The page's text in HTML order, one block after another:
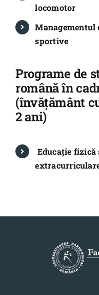
locomotor
sportive
Programe de
română în
(învățământ
2 ani)
Educaţie